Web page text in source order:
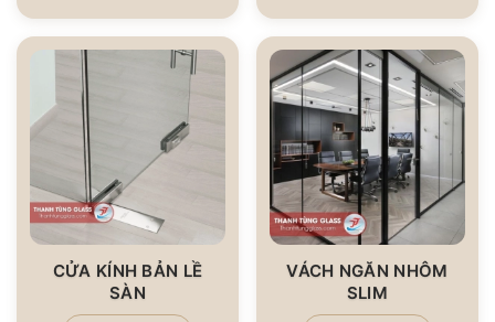
CỬA KÍNH BẢN LỀ
SÀN
VÁCH NGĂN NHÔM
SLIM